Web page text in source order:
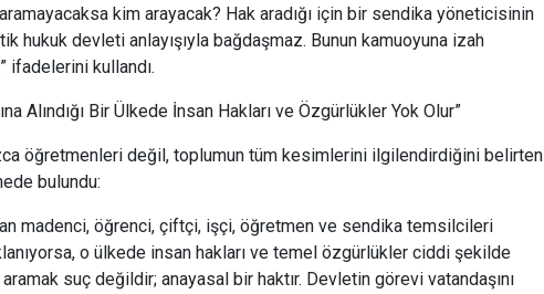
aramayacaksa kim arayacak? Hak aradığı için bir sendika yöneticisinin
hukuk devleti anlayışıyla bağdaşmaz. Bunun kamuoyuna izah
ifadelerini kullandı.
Alındığı Bir Ülkede İnsan Hakları ve Özgürlükler Yok Olur”
öğretmenleri değil, toplumun tüm kesimlerini ilgilendirdiğini belirten
bulundu:
madenci, öğrenci, çiftçi, işçi, öğretmen ve sendika temsilcileri
o ülkede insan hakları ve temel özgürlükler ciddi şekilde
suç değildir; anayasal bir haktır. Devletin görevi vatandaşını